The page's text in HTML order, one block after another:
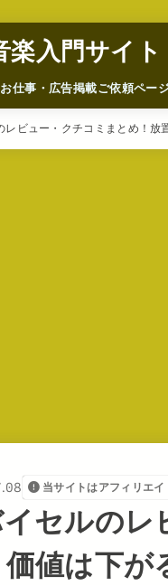
入門サイ
お仕事・広告掲載ご依頼ペー
レビュー・クチコミまとめ！放
当サイトはアフィリエ
イセルの
値は下が